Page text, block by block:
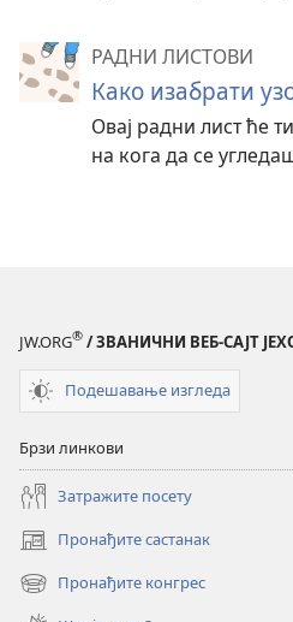
РАДНИ ЛИСТОВИ
Како изабрати
Овај радни лист ће
на кога да се
JW.ORG® / ЗВАНИЧНИ ВЕБ-САЈТ
Подешавање изгледа
Брзи линкови
Затражите посету
Пронађите састанак
(отвара
нови
прозор)
Пронађите конгрес
(отвара
нови